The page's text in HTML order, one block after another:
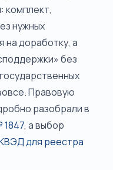
комплект,
нужных
доработку, а
без
Правовую
разобрали в
, а выбор
для реестра